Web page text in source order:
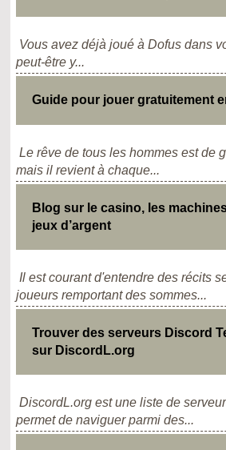
Vous avez déjà joué à Dofus dans
peut-être y...
Guide pour jouer gratuitement
Le rêve de tous les hommes est de
mais il revient à chaque...
Blog sur le casino, les
jeux d’argent
Il est courant d'entendre des récits
joueurs remportant des sommes...
Trouver des serveurs Discord
sur DiscordL.org
DiscordL.org est une liste de
permet de naviguer parmi des...